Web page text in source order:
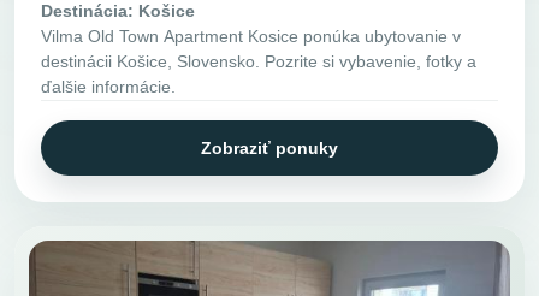
Destinácia: Košice
Vilma Old Town Apartment Kosice ponúka ubytovanie v
destinácii Košice, Slovensko. Pozrite si vybavenie, fotky a
ďalšie informácie.
Zobraziť ponuky